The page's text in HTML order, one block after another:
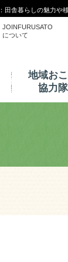
田舎暮らしの魅力や
JOINFURUSATO
について
地域お
協力隊